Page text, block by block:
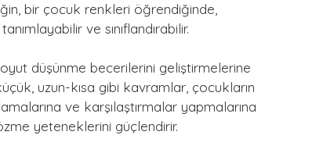
bir çocuk renkleri öğrendiğinde,
ve sınıflandırabilir.
düşünme becerilerini geliştirmelerine
uzun-kısa gibi kavramlar, çocukların
ve karşılaştırmalar yapmalarına
yeteneklerini güçlendirir.